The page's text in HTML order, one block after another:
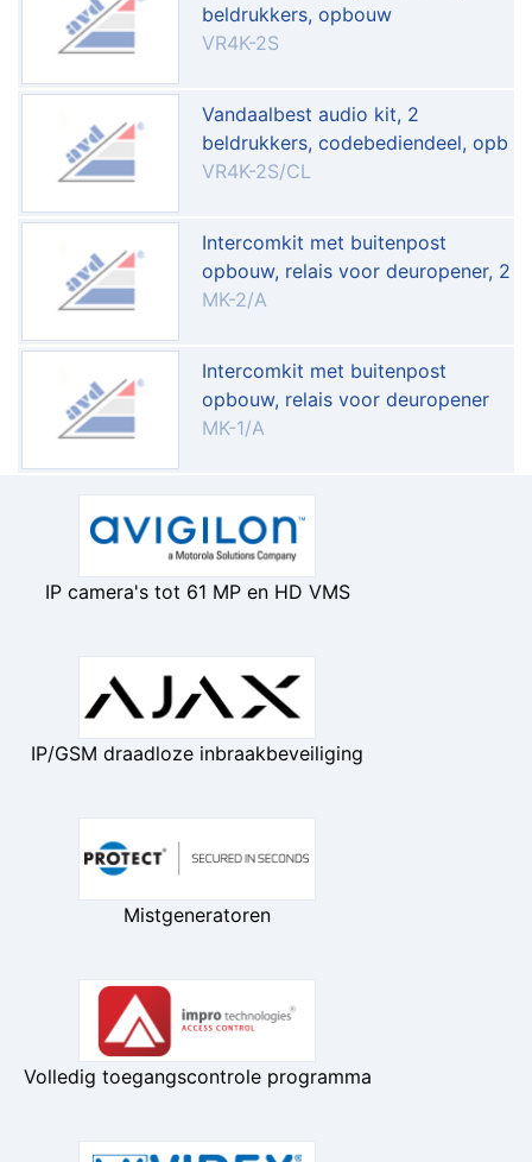
beldrukkers, opbouw
VR4K-2S
Vandaalbest audio kit, 2
beldrukkers, codebediendeel, opb
VR4K-2S/CL
Intercomkit met buitenpost
opbouw, relais voor deuropener, 2
MK-2/A
Intercomkit met buitenpost
opbouw, relais voor deuropener
MK-1/A
IP camera's tot 61 MP en HD VMS
IP/GSM draadloze inbraakbeveiliging
Mistgeneratoren
Volledig toegangscontrole programma